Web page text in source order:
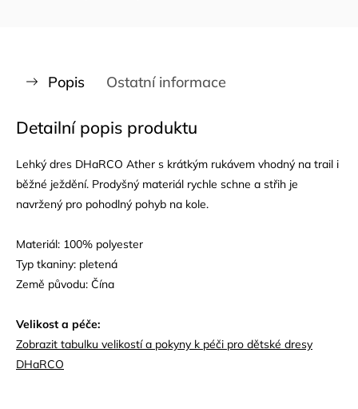
Popis Ostatní informace
Detailní popis produktu
Lehký dres DHaRCO Ather s krátkým rukávem vhodný na trail i
běžné ježdění. Prodyšný materiál rychle schne a střih je
navržený pro pohodlný pohyb na kole.
Materiál: 100% polyester
Typ tkaniny: pletená
Země původu: Čína
Velikost a péče:
Zobrazit tabulku velikostí a pokyny k péči pro dětské dresy
DHaRCO